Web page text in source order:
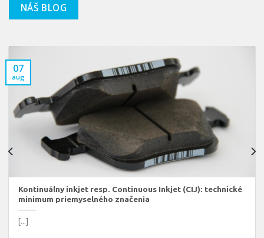
NÁŠ BLOG
Kontinuálny inkjet resp. Continuous Inkjet (CIJ): technické
minimum priemyselného značenia
[...]
07
aug